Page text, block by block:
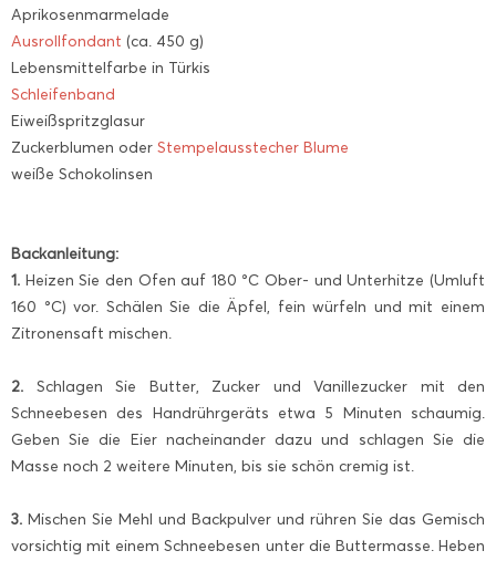
Aprikosenmarmelade
Ausrollfondant (ca. 450 g)
Lebensmittelfarbe in Türkis
Schleifenband
Eiweißspritzglasur
Zuckerblumen oder Stempelausstecher Blume
weiße Schokolinsen
Backanleitung:
1. Heizen Sie den Ofen auf 180 °C Ober- und Unterhitze (Umluft
160 °C) vor. Schälen Sie die Äpfel, fein würfeln und mit einem
Zitronensaft mischen.
2. Schlagen Sie Butter, Zucker und Vanillezucker mit den
Schneebesen des Handrührgeräts etwa 5 Minuten schaumig.
Geben Sie die Eier nacheinander dazu und schlagen Sie die
Masse noch 2 weitere Minuten, bis sie schön cremig ist.
3. Mischen Sie Mehl und Backpulver und rühren Sie das Gemisch
vorsichtig mit einem Schneebesen unter die Buttermasse. Heben